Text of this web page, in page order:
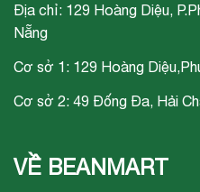
Địa chỉ: 129 Hoàng Diệu,
Nẵng
Cơ sở 1: 129 Hoàng
Cơ sở 2: 49 Đống Đa, Hải
VỀ BEANMART